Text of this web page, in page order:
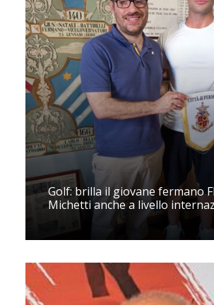
Golf: brilla il giovane fermano
Michetti anche a livello